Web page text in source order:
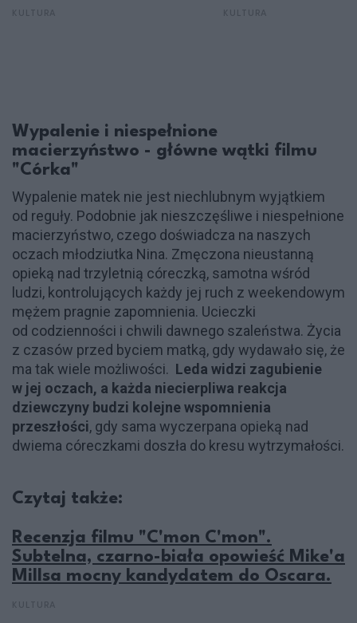
Wypalenie i niespełnione
macierzyństwo - główne wątki filmu
"Córka"
Wypalenie matek nie jest niechlubnym wyjątkiem
od reguły. Podobnie jak nieszczęśliwe i niespełnione
macierzyństwo, czego doświadcza na naszych
oczach młodziutka Nina. Zmęczona nieustanną
opieką nad trzyletnią córeczką, samotna wśród
ludzi, kontrolujących każdy jej ruch z weekendowym
mężem pragnie zapomnienia. Ucieczki
od codzienności i chwili dawnego szaleństwa. Życia
z czasów przed byciem matką, gdy wydawało się, że
ma tak wiele możliwości. Leda widzi zagubienie
w jej oczach, a każda niecierpliwa reakcja
dziewczyny budzi kolejne wspomnienia
przeszłości, gdy sama wyczerpana opieką nad
dwiema córeczkami doszła do kresu wytrzymałości.
Czytaj także:
Recenzja filmu "C'mon C'mon".
Subtelna, czarno-biała opowieść Mike'a
Millsa mocny kandydatem do Oscara.